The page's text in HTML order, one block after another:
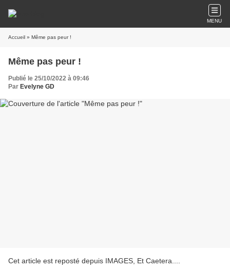
MENU
Accueil » Même pas peur !
Même pas peur !
Publié le 25/10/2022 à 09:46
Par Evelyne GD
Cet article est reposté depuis IMAGES, Et Caetera...